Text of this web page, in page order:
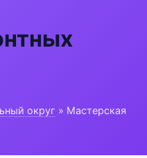
округ » Мастерская